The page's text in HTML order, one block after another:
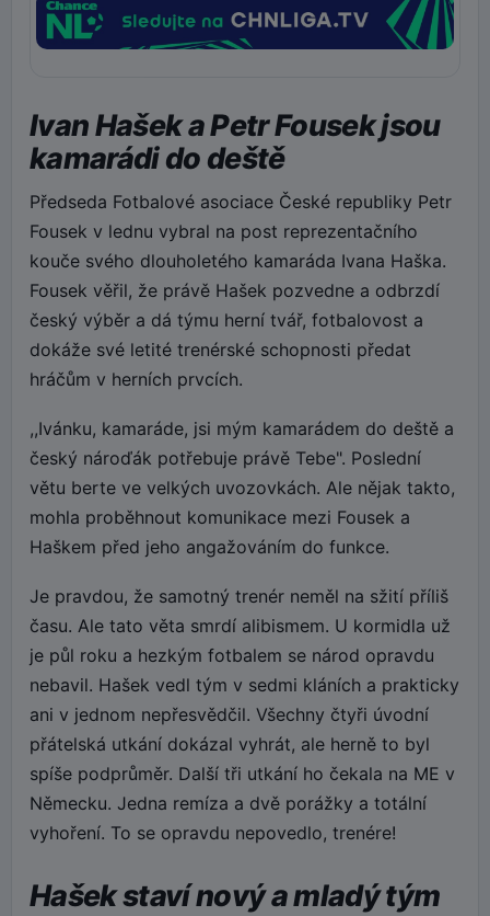
Ivan Hašek a Petr Fousek jsou
kamarádi do deště
Předseda Fotbalové asociace České republiky Petr
Fousek v lednu vybral na post reprezentačního
kouče svého dlouholetého kamaráda Ivana Haška.
Fousek věřil, že právě Hašek pozvedne a odbrzdí
český výběr a dá týmu herní tvář, fotbalovost a
dokáže své letité trenérské schopnosti předat
hráčům v herních prvcích.
,,Ivánku, kamaráde, jsi mým kamarádem do deště a
český nároďák potřebuje právě Tebe". Poslední
větu berte ve velkých uvozovkách. Ale nějak takto,
mohla proběhnout komunikace mezi Fousek a
Haškem před jeho angažováním do funkce.
Je pravdou, že samotný trenér neměl na sžití příliš
času. Ale tato věta smrdí alibismem. U kormidla už
je půl roku a hezkým fotbalem se národ opravdu
nebavil. Hašek vedl tým v sedmi kláních a prakticky
ani v jednom nepřesvědčil. Všechny čtyři úvodní
přátelská utkání dokázal vyhrát, ale herně to byl
spíše podprůměr. Další tři utkání ho čekala na ME v
Německu. Jedna remíza a dvě porážky a totální
vyhoření. To se opravdu nepovedlo, trenére!
Hašek staví nový a mladý tým